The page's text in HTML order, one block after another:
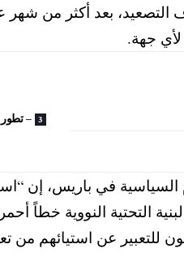
التصعيد، بعد أكثر من
جهة.
–
السياسية في باريس، إن
التحتية النووية خطاً
للتعبير عن استيائهم من